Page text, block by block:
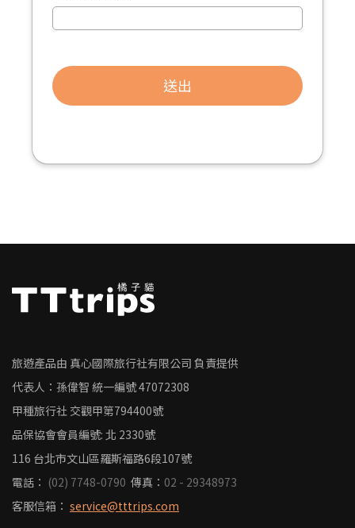
送出
旅遊產品由 真心國際旅行社有限公司 負責提供
代表人：孫偉智 統一編號47072308
甲種旅行社 交觀甲第794400號
品保協會會員編號: 北 2330號
116 台北市文山區羅斯福路6段107號
電話： (02) 7748-0790 傳真： 02 - 29348973
客服信箱： service@tttrips.com